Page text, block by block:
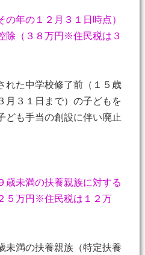
の年の１２月３１日時点）
除（３８万円※住民税は３
れた中学校修了前（１５歳
月３１日まで）の子どもを
ども手当の創設に伴い廃止
歳未満の扶養親族に対する
５万円※住民税は１２万
未満の扶養親族（特定扶養